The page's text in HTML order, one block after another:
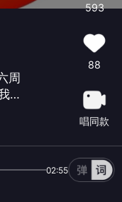
周
群
㊗️
🎂
593
88
唱同款
02:55